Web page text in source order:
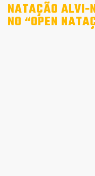
NATAÇÃO ALVI-
NO “OPEN